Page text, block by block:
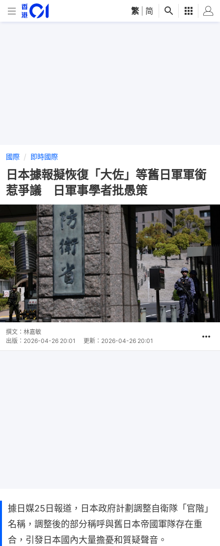
繁 简
國際 即時國際
日本據報擬恢復「大佐」等舊日軍軍銜
惹爭議 日軍事學者批愚策
撰文： 林嘉敏
出版： 2026-04-26 20:01 更新： 2026-04-26 20:01
據日媒25日報道，日本政府計劃調整自衛隊「官階」
名稱，調整後的部分稱呼與舊日本帝國軍隊存在重
合，引發日本國內大量擔憂和質疑聲音。